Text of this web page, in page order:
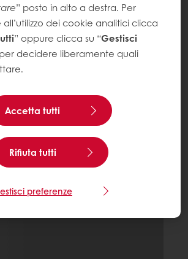
” posto in alto a destra. Per
dei cookie analitici clicca
” oppure clicca su “Gestisci
decidere liberamente quali
Accetta tutti
Rifiuta tutti
preferenze